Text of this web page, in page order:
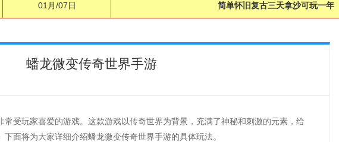
01月/07日 简单怀旧复古三天拿沙可玩一年
蟠龙微变传奇世界手游
常受玩家喜爱的游戏。这款游戏以传奇世界为背景，充满了神秘和刺激的元素，给
面将为大家详细介绍蟠龙微变传奇世界手游的具体玩法。